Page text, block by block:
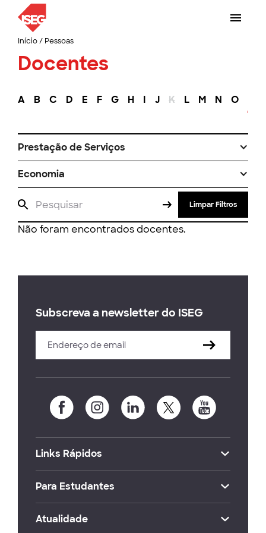
Início/ Pessoas
Docentes
A B C D E F G H I J K L M N O
Prestação de Serviços
Economia
Limpar Filtros
Não foram encontrados docentes.
Subscreva a newsletter do ISEG
Links Rápidos
Para Estudantes
Atualidade